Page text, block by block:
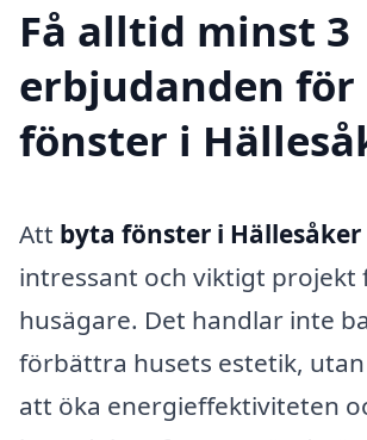
Få alltid minst 3
erbjudanden för
fönster i
Att byta fönster i Hällesåker
intressant och viktigt projekt
husägare. Det handlar inte
förbättra husets estetik, utan
att öka energieffektiviteten